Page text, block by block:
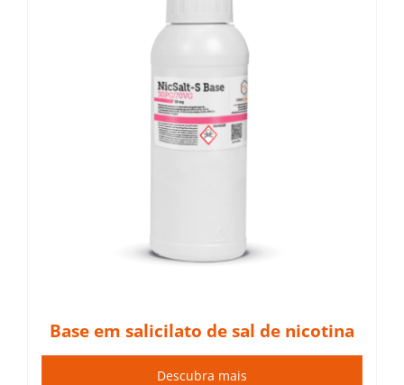
Base em salicilato de sal de nicotina
Descubra mais